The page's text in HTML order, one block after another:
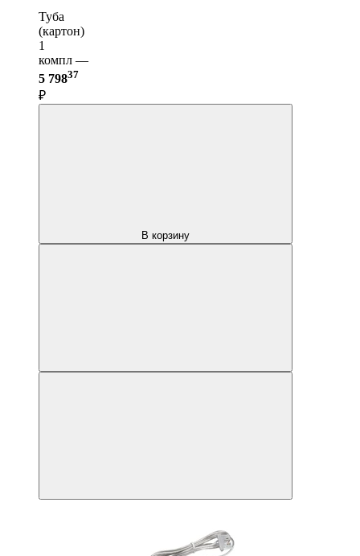
Туба
(картон)
1
компл —
5 79837
₽
В корзину